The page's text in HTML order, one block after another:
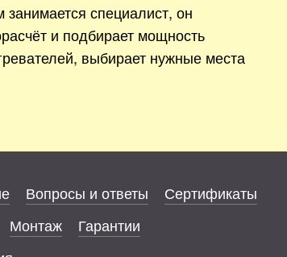
занимается специалист, он
и подбирает мощность
выбирает нужные места
Вопросы и ответы
Сертификаты
Монтаж
Гарантии